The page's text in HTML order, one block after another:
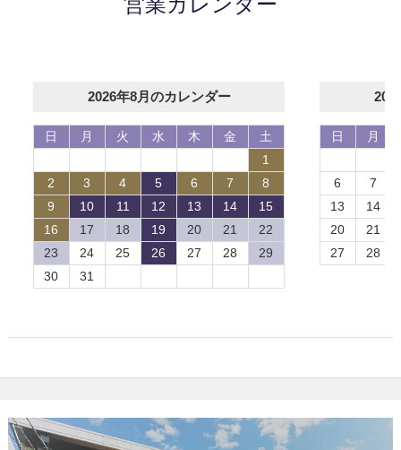
2026年8月のカレンダー
日 月 火 水 木 金
土
1
2
3 4 5 6 7
8
9
10 11 12 13 14
15
16
17 18 19 20 21
22
23
24 25 26 27 28
29
30
31
日 月
6
7
13
14
20
21
27
28